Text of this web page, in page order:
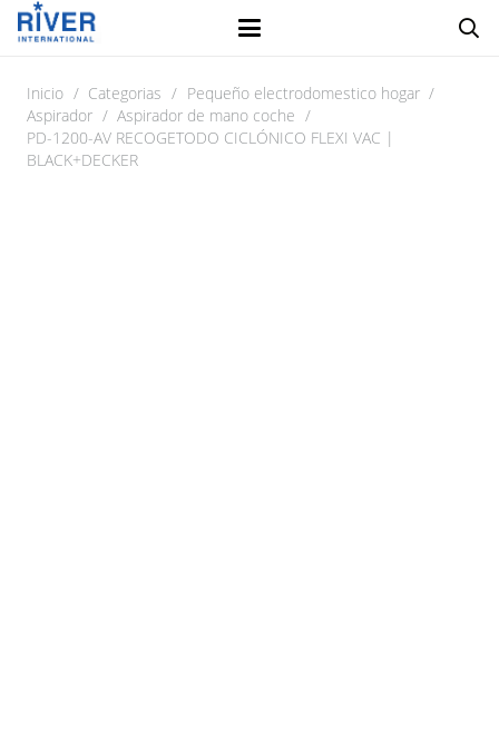
Inicio / Categorias / Pequeño electrodomestico hogar /
Aspirador / Aspirador de mano coche /
PD-1200-AV RECOGETODO CICLÓNICO FLEXI VAC |
BLACK+DECKER